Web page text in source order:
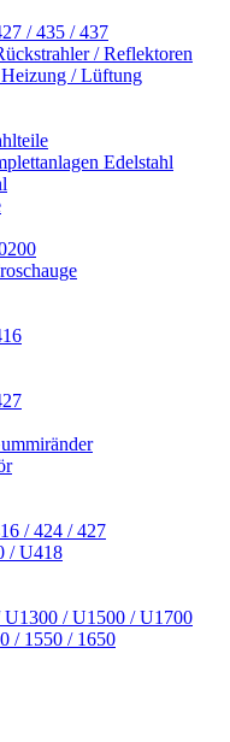
/ 435 / 437
/ Reflektoren
/ Lüftung
Edelstahl
/ 424 / 427
/ U418
U1300 / U1500 / U1700
/ 1550 / 1650